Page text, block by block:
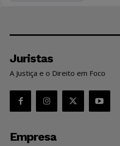
Juristas
A Justiça e o Direito em Foco
Empresa